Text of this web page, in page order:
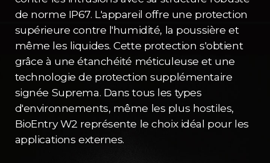
de norme IP67. L'appareil offre une protection
supérieure contre l'humidité, la poussière et
même les liquides. Cette protection s'obtient
grâce à une étanchéité méticuleuse et une
technologie de protection supplémentaire
signée Suprema. Dans tous les types
d'environnements, même les plus hostiles,
BioEntry W2 représente le choix idéal pour les
applications externes.